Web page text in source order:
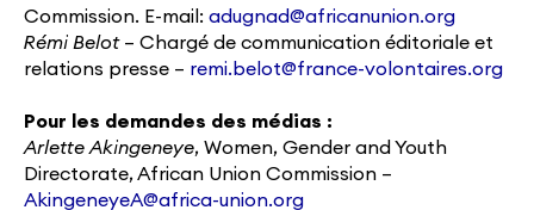
Commission. E-mail: adugnad@africanunion.org
Rémi Belot– Chargé de communication éditoriale et
relations presse – remi.belot@france-volontaires.org
Pour les demandes des médias :
Arlette Akingeneye, Women, Gender and Youth
Directorate, African Union Commission –
AkingeneyeA@africa-union.org